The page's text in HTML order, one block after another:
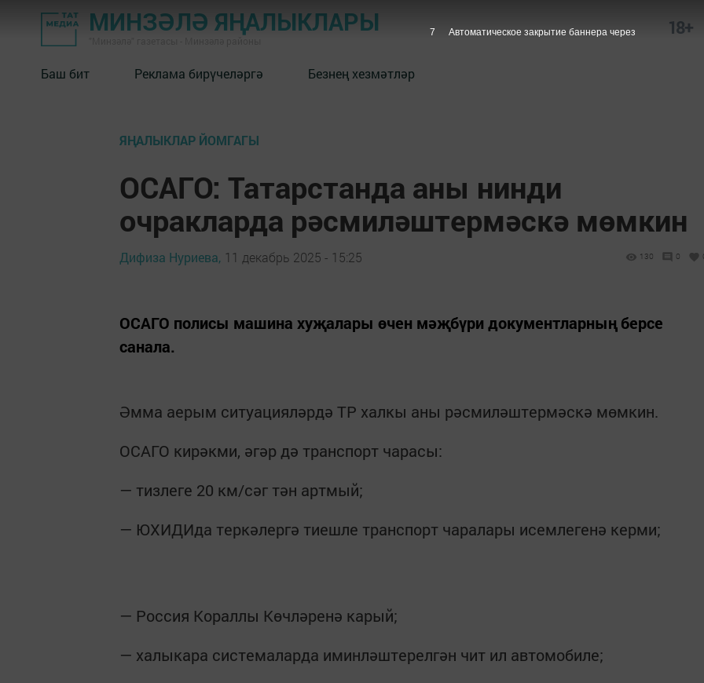
МИНЗӘЛӘ ЯҢАЛЫКЛАРЫ 18+
Баш бит Реклама бирүчеләргә Безнең хезмәтләр
ЯҢАЛЫКЛАР ЙОМГАГЫ
ОСАГО: Татарстанда аны нинди
очракларда рәсмиләштермәскә мөмкин
Дифиза Нуриева, 11 декабрь 2025 - 15:25 130 0
ОСАГО полисы машина хуҗалары өчен мәҗбүри документларның берсе
санала.
Әмма аерым ситуацияләрдә ТР халкы аны рәсмиләштермәскә мөмкин.
ОСАГО кирәкми, әгәр дә транспорт чарасы:
— тизлеге 20 км/сәг тән артмый;
— ЮХИДИда теркәлергә тиешле транспорт чаралары исемлегенә керми;
— Россия Кораллы Көчләренә карый;
— халыкара системаларда иминләштерелгән чит ил автомобиле;
6 Автоматическое закрытие баннера через